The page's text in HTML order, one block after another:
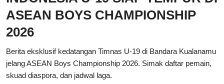
Tentang Kami
Privacy Policy
INFO SUMUT
ASEAN BOYS CHAMPIONSHIP
2026
Berita eksklusif kedatangan Timnas U-19 di Bandara Kualanamu
jelang ASEAN Boys Championship 2026. Simak daftar pemain,
skuad diaspora, dan jadwal laga.